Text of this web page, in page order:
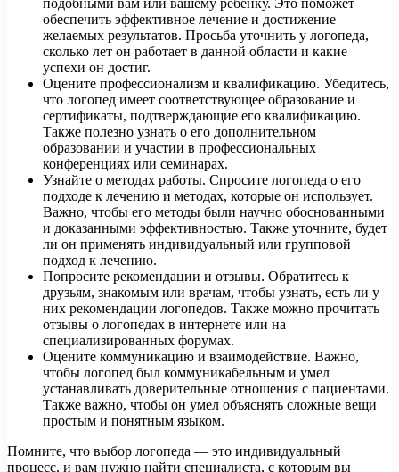
обеспечить эффективное лечение и достижение
желаемых результатов. Просьба уточнить у логопеда,
сколько лет он работает в данной области и какие
успехи он достиг.
Оцените профессионализм и квалификацию. Убедитесь,
что логопед имеет соответствующее образование и
сертификаты, подтверждающие его квалификацию.
Также полезно узнать о его дополнительном
образовании и участии в профессиональных
конференциях или семинарах.
Узнайте о методах работы. Спросите логопеда о его
подходе к лечению и методах, которые он использует.
Важно, чтобы его методы были научно обоснованными
и доказанными эффективностью. Также уточните, будет
ли он применять индивидуальный или групповой
подход к лечению.
Попросите рекомендации и отзывы. Обратитесь к
друзьям, знакомым или врачам, чтобы узнать, есть ли у
них рекомендации логопедов. Также можно прочитать
отзывы о логопедах в интернете или на
специализированных форумах.
Оцените коммуникацию и взаимодействие. Важно,
чтобы логопед был коммуникабельным и умел
устанавливать доверительные отношения с пациентами.
Также важно, чтобы он умел объяснять сложные вещи
простым и понятным языком.
Помните, что выбор логопеда — это индивидуальный
процесс, и вам нужно найти специалиста, с которым вы